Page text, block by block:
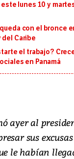
lunes 10 y
con el bronce
Caribe
el trabajo?
en Panamá
ayer al
sus
le habían